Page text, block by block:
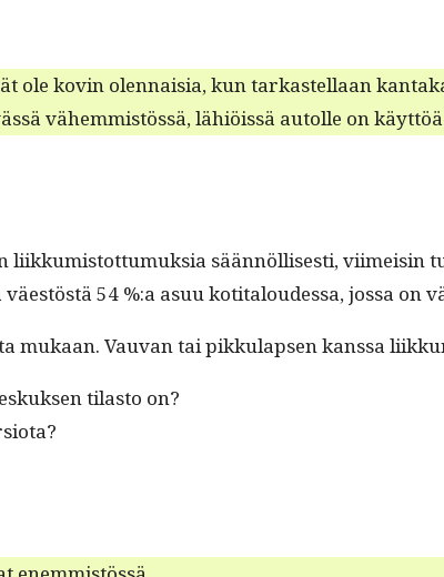
ole kovin olen­naisia, kun tarkastel­laan
vähem­mistössä, lähiöis­sä autolle on
liikku­mis­tot­tumuk­sia sään­nöl­lis­es­ti, viimeisin
54 %:a asuu koti­taloudessa, jos­sa on
mukaan. Vau­van tai pikku­lapsen kanssa
tilas­to on?